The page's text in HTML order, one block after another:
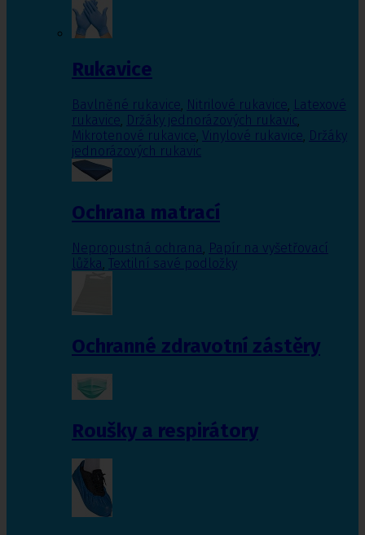
Rukavice
Bavlněné rukavice, Nitrilové rukavice, Latexové
rukavice, Držáky jednorázových rukavic,
Mikrotenové rukavice, Vinylové rukavice, Držáky
jednorázových rukavic
Ochrana matrací
Nepropustná ochrana, Papír na vyšetřovací
lůžka, Textilní savé podložky
Ochranné zdravotní zástěry
Roušky a respirátory